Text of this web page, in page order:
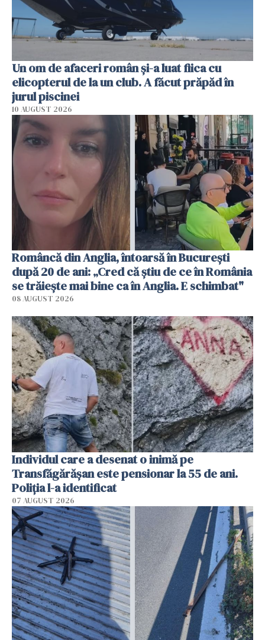
Un om de afaceri român și-a luat fiica cu
elicopterul de la un club. A făcut prăpăd în
jurul piscinei
10 AUGUST 2026
Româncă din Anglia, întoarsă în București
după 20 de ani: „Cred că știu de ce în România
se trăiește mai bine ca în Anglia. E schimbat"
08 AUGUST 2026
Individul care a desenat o inimă pe
Transfăgărășan este pensionar la 55 de ani.
Poliția l-a identificat
07 AUGUST 2026